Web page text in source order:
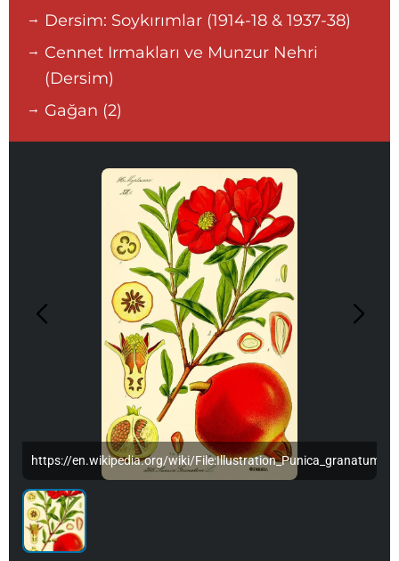
Dersim: Soykırımlar (1914-18 & 1937-38)
Cennet Irmakları ve Munzur Nehri
(Dersim)
Gağan (2)
https://en.wikipedia.org/wiki/